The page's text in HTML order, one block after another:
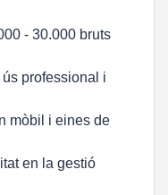
- 30.000 bruts
professional i
mòbil i eines de
en la gestió